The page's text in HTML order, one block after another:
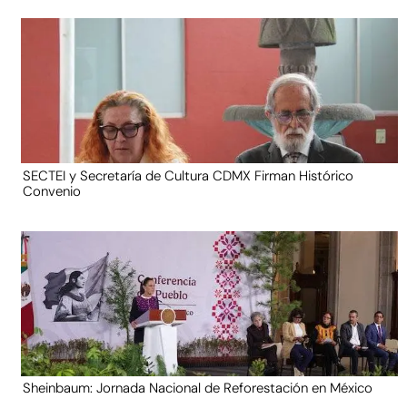
SECTEI y Secretaría de Cultura CDMX Firman Histórico
Convenio
Sheinbaum: Jornada Nacional de Reforestación en México